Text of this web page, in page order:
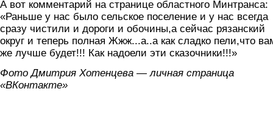
А вот комментарий на странице областного Минтранса:
«Раньше у нас было сельское поселение и у нас всегда
сразу чистили и дороги и обочины,а сейчас рязанский
округ и теперь полная Жжж...а..а как сладко пели,что
же лучше будет!!! Как надоели эти сказочники!!!»
Фото Дмитрия Хотенцева — личная страница
«ВКонтакте»